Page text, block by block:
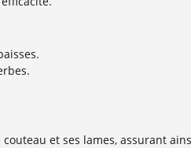
et ses lames, assurant